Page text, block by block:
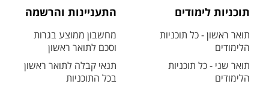
תוכניות לימודים
תואר ראשון - כל תוכניות
הלימודים
תואר שני - כל תוכניות
הלימודים
התעניינות והרשמה
מחשבון ממוצע בגרות
וסכם לתואר ראשון
תנאי קבלה לתואר ראשון
בכל התוכניות